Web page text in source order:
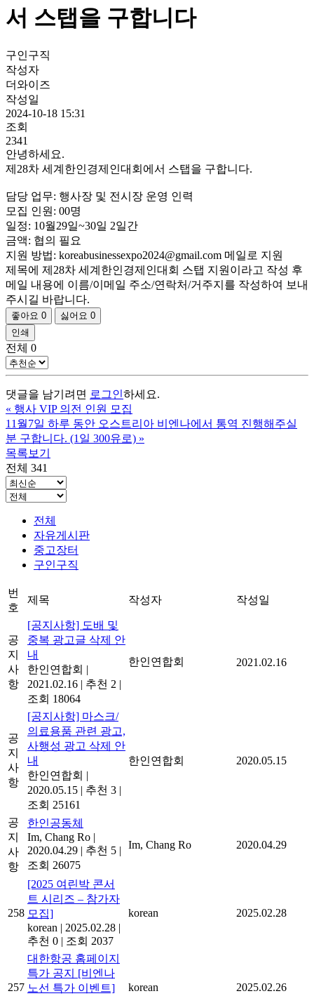
서 스탭을 구합니다
구인구직
작성자
더와이즈
작성일
2024-10-18 15:31
조회
2341
안녕하세요.
제28차 세계한인경제인대회에서 스탭을 구합니다.
담당 업무: 행사장 및 전시장 운영 인력
모집 인원: 00명
일정: 10월29일~30일 2일간
금액: 협의 필요
지원 방법: koreabusinessexpo2024@gmail.com 메일로 지원
제목에 제28차 세계한인경제인대회 스탭 지원이라고 작성 후
메일 내용에 이름/이메일 주소/연락처/거주지를 작성하여 보내
주시길 바랍니다.
좋아요 0 싫어요 0
인쇄
전체 0
댓글을 남기려면 로그인하세요.
« 행사 VIP 의전 인원 모집
11월7일 하루 동안 오스트리아 비엔나에서 통역 진행해주실
분 구합니다. (1일 300유로) »
목록보기
전체 341
전체
자유게시판
중고장터
구인구직
번
호
제목 작성자 작성일
공
지
사
항
[공지사항] 도배 및
중복 광고글 삭제 안
내
한인연합회 |
2021.02.16 | 추천 2 |
조회 18064
한인연합회 2021.02.16
공
지
사
항
[공지사항] 마스크/
의료용품 관련 광고,
사행성 광고 삭제 안
내
한인연합회 |
2020.05.15 | 추천 3 |
조회 25161
한인연합회 2020.05.15
공
지
사
항
한인공동체
Im, Chang Ro |
2020.04.29 | 추천 5 |
조회 26075
Im, Chang Ro 2020.04.29
258
[2025 여린박 콘서
트 시리즈 – 참가자
모집]
korean | 2025.02.28 |
추천 0 | 조회 2037
korean 2025.02.28
257
대한항공 홈페이지
특가 공지 [비엔나
노선 특가 이벤트]
korean 2025.02.26